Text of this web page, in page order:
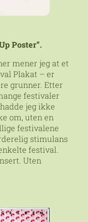
Poster”.
mener jeg at et
Plakat – er
grunner. Etter
festivaler
jeg ikke
om, uten en
festivalene
stimulans
festival.
Uten